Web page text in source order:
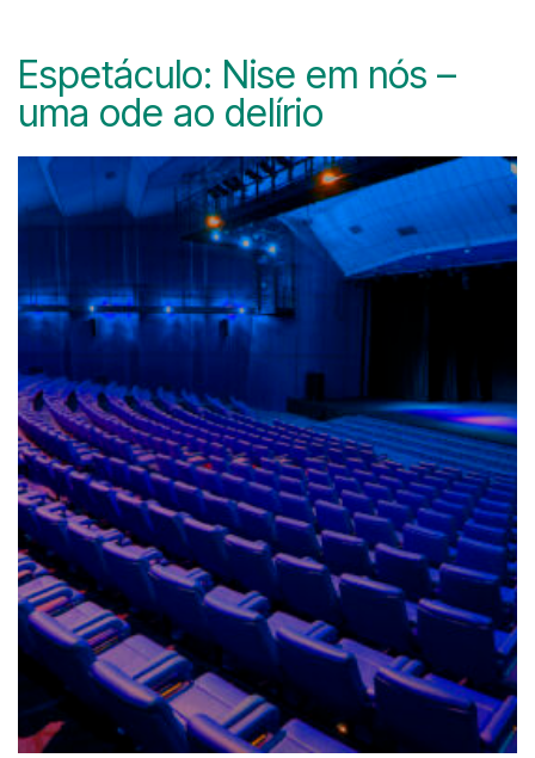
Espetáculo: Nise em nós –
uma ode ao delírio